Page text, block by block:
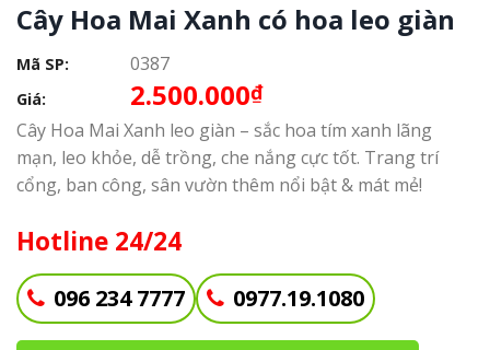
Cây Hoa Mai Xanh có hoa leo giàn
Mã SP: 0387
Giá: 2.500.000₫
Cây Hoa Mai Xanh leo giàn – sắc hoa tím xanh lãng
mạn, leo khỏe, dễ trồng, che nắng cực tốt. Trang trí
cổng, ban công, sân vườn thêm nổi bật & mát mẻ!
Hotline 24/24
096 234 7777 0977.19.1080